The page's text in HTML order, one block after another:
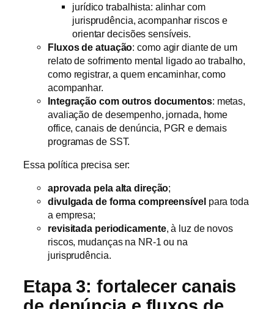
jurídico trabalhista: alinhar com
jurisprudência, acompanhar riscos e
orientar decisões sensíveis.
Fluxos de atuação: como agir diante de um
relato de sofrimento mental ligado ao trabalho,
como registrar, a quem encaminhar, como
acompanhar.
Integração com outros documentos: metas,
avaliação de desempenho, jornada, home
office, canais de denúncia, PGR e demais
programas de SST.
Essa política precisa ser:
aprovada pela alta direção;
divulgada de forma compreensível para toda
a empresa;
revisitada periodicamente, à luz de novos
riscos, mudanças na NR-1 ou na
jurisprudência.
Etapa 3: fortalecer canais